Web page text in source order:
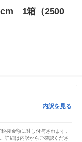
1箱（2500
内訳を見る
抜金額に対し付与されます。
詳細は内訳からご確認くださ